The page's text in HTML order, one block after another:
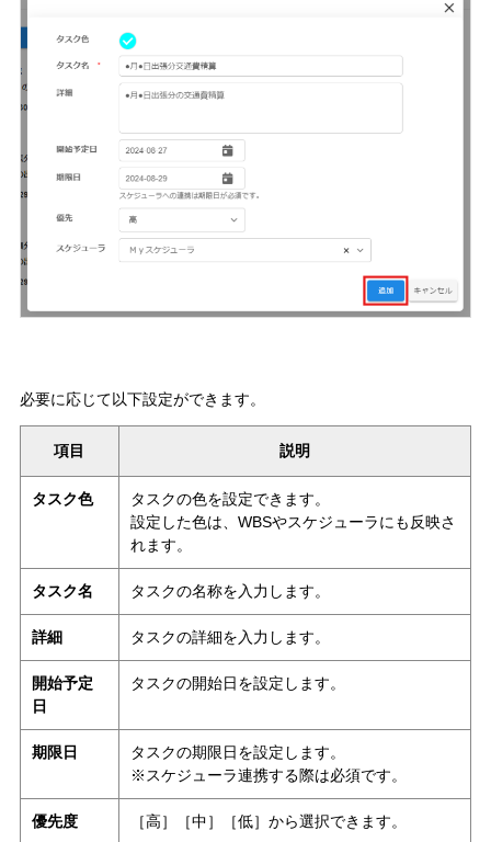
必要に応じて以下設定ができます。
項目 説明
タスク色
タスクの色を設定できます。
設定した色は、WBSやスケジューラにも反映さ
れます。
タスク名 タスクの名称を入力します。
詳細 タスクの詳細を入力します。
開始予定
日
タスクの開始日を設定します。
期限日
タスクの期限日を設定します。
※スケジューラ連携する際は必須です。
優先度 ［高］［中］［低］から選択できます。